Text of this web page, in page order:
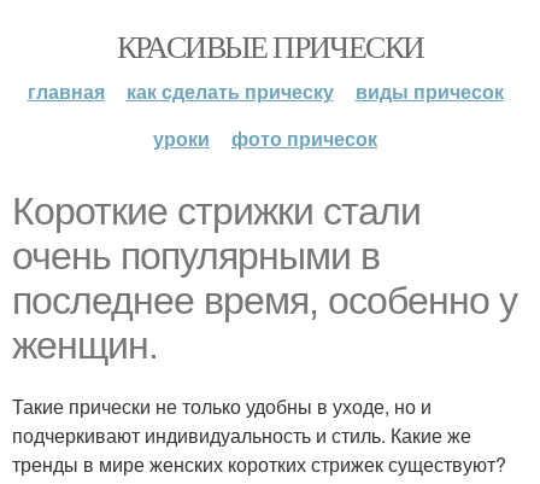
КРАСИВЫЕ ПРИЧЕСКИ
главная как сделать прическу
виды причесок
уроки
фото причесок
Короткие стрижки стали
очень популярными в
последнее время, особенно у
женщин.
Такие прически не только удобны в уходе, но и
подчеркивают индивидуальность и стиль. Какие же
тренды в мире женских коротких стрижек существуют?